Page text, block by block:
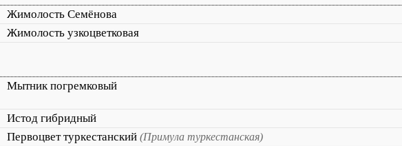
Жимолость Семёнова
Жимолость узкоцветковая
Мытник погремковый
Истод гибридный
Первоцвет туркестанский (Примула туркестанская)